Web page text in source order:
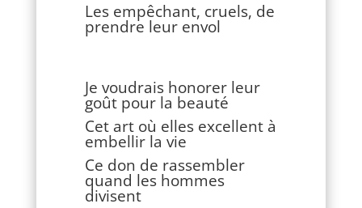
Les empêchant, cruels, de
prendre leur envol
Je voudrais honorer leur
goût pour la beauté
Cet art où elles excellent à
embellir la vie
Ce don de rassembler
quand les hommes
divisent